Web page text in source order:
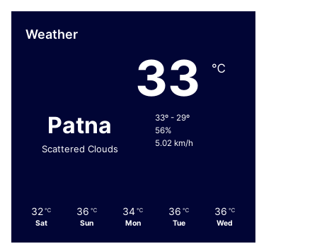
Weather
Patna
Scattered Clouds
33 ℃
33º - 29º
56%
5.02 km/h
32 ℃
Sat
36 ℃
Sun
34 ℃
Mon
36 ℃
Tue
36 ℃
Wed